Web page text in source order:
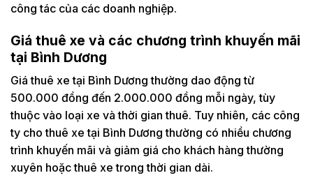
công tác của các doanh nghiệp.
Giá thuê xe và các chương trình khuyến mãi
tại Bình Dương
Giá thuê xe tại Bình Dương thường dao động từ
500.000 đồng đến 2.000.000 đồng mỗi ngày, tùy
thuộc vào loại xe và thời gian thuê. Tuy nhiên, các công
ty cho thuê xe tại Bình Dương thường có nhiều chương
trình khuyến mãi và giảm giá cho khách hàng thường
xuyên hoặc thuê xe trong thời gian dài.